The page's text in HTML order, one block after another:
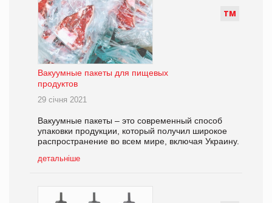
ТМ
Вакуумные пакеты для пищевых
продуктов
29 січня 2021
Вакуумные пакеты – это современный способ
упаковки продукции, который получил широкое
распространение во всем мире, включая Украину.
детальніше